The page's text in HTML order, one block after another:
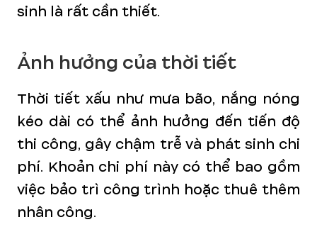
sinh là rất cần thiết.
Ảnh hưởng của thời tiết
Thời tiết xấu như mưa bão, nắng nóng
kéo dài có thể ảnh hưởng đến tiến độ
thi công, gây chậm trễ và phát sinh chi
phí. Khoản chi phí này có thể bao gồm
việc bảo trì công trình hoặc thuê thêm
nhân công.